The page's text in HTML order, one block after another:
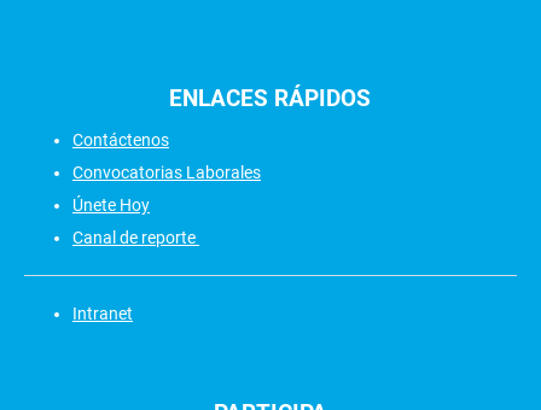
ENLACES RÁPIDOS
Contáctenos
Convocatorias Laborales
Únete Hoy
Canal de reporte
Intranet